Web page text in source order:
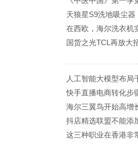
天狼星S9洗地吸尘
在西欧，海尔洗衣机
国货之光TCL再放大
人工智能大模型布局
快手直播电商转化步
海尔三翼鸟开始高增
抖店精选联盟不能添
这三种职业在香港非